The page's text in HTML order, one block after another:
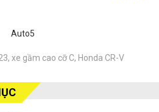
Auto5
, xe gầm cao cỡ C, Honda CR-V